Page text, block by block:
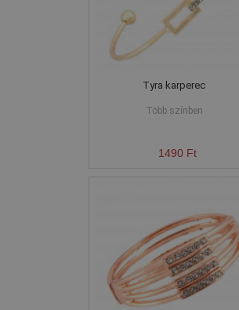
Tyra karperec
Több színben
1490 Ft